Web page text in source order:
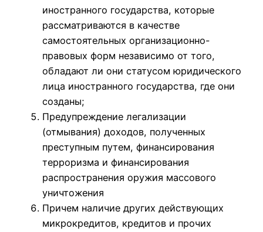
иностранного государства, которые
рассматриваются в качестве
самостоятельных организационно-
правовых форм независимо от того,
обладают ли они статусом юридического
лица иностранного государства, где они
созданы;
Предупреждение легализации
(отмывания) доходов, полученных
преступным путем, финансирования
терроризма и финансирования
распространения оружия массового
уничтожения
Причем наличие других действующих
микрокредитов, кредитов и прочих